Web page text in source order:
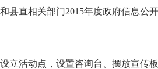
县直相关部门2015年度政府信息公
立活动点，设置咨询台、摆放宣传